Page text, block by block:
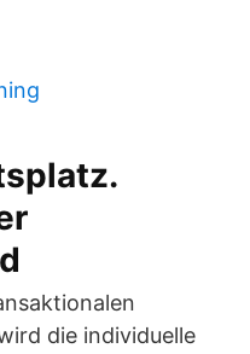
die individuelle